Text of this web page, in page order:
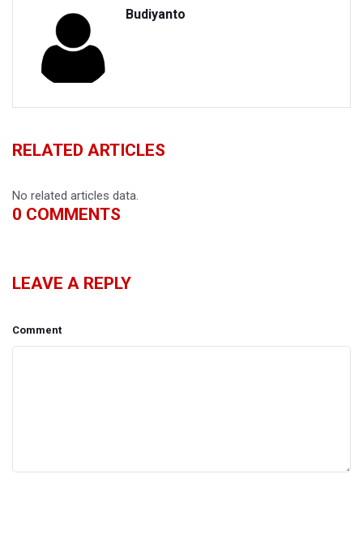
Budiyanto
RELATED ARTICLES
No related articles data.
0 COMMENTS
LEAVE A REPLY
Comment